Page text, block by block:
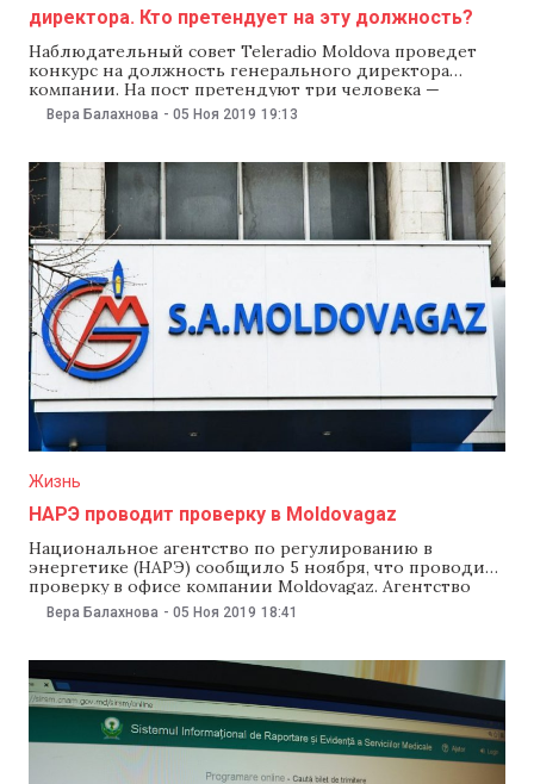
директора. Кто претендует на эту должность?
Наблюдательный совет Teleradio Moldova проведет
конкурс на должность генерального директора
компании. На пост претендуют три человека —
бывший директора TV8, журналист Ион Тергуцэ, глава
мультимедийного отдела Teleradio Moldova Корнелия
Как сообщила пресс-служба Teleradio Moldova,
генерального директора компании выбирают на семь
лет. Эта должность не
Вера Балахнова - 05 Ноя 2019 19:13
Жизнь
НАРЭ проводит проверку в Moldovagaz
Национальное агентство по регулированию в
энергетике (НАРЭ) сообщило 5 ноября, что проводит
проверку в офисе компании Moldovagaz. Агентство
намерено проверить, соблюдает ли руководство
компании закон и постановления НАРЭ, в
эффективности работы и минимизации расходов. Об
этом сообщил директор НАРЭ Еуджен Карпов. В НАРЭ
также отметили,
Вера Балахнова - 05 Ноя 2019 18:41